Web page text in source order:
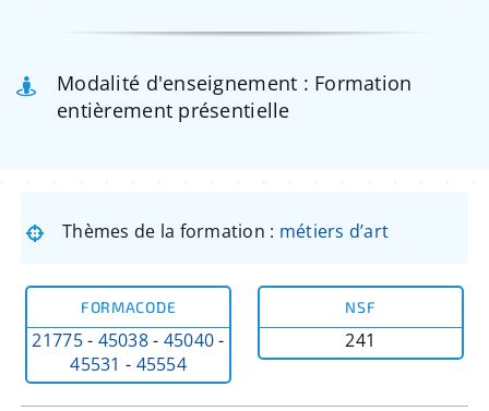
Modalité d'enseignement : Formation
entièrement présentielle
Thèmes de la formation : métiers d’art
FORMACODE
21775- 45038- 45040-
45531 - 45554
NSF
241